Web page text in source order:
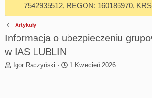
7542935512, REGON: 160186970,
Artykuły
Informacja o ubezpieczeniu
w IAS LUBLIN
TIgor Raczyński
R1 Kwiecień 2026